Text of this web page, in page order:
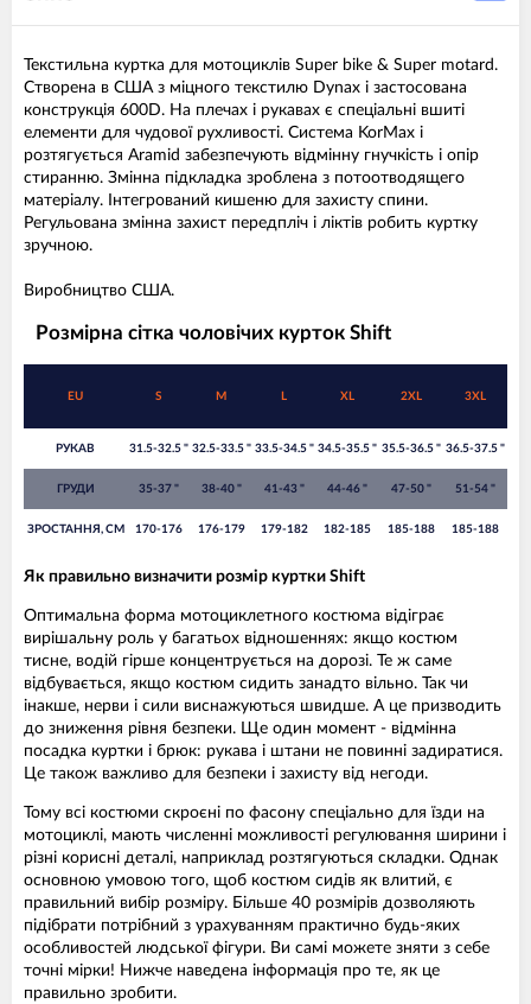
Текстильна куртка для мотоциклів Super bike & Super motard.
Створена в США з міцного текстилю Dynax і застосована
конструкція 600D. На плечах і рукавах є спеціальні вшиті
елементи для чудової рухливості. Система KorMax і
розтягується Aramid забезпечують відмінну гнучкість і опір
стиранню. Змінна підкладка зроблена з потоотводящего
матеріалу. Інтегрований кишеню для захисту спини.
Регульована змінна захист передпліч і ліктів робить куртку
зручною.
Виробництво США.
Розмірна сітка чоловічих курток Shift
EU S M L XL 2XL 3XL
РУКАВ 31.5-32.5 " 32.5-33.5 " 33.5-34.5 " 34.5-35.5 " 35.5-36.5 " 36.5-37.5 "
ГРУДИ 35-37 " 38-40 " 41-43 " 44-46 " 47-50 " 51-54 "
ЗРОСТАННЯ, СМ 170-176 176-179 179-182 182-185 185-188 185-188
Як правильно визначити розмір куртки Shift
Оптимальна форма мотоциклетного костюма відіграє
вирішальну роль у багатьох відношеннях: якщо костюм
тисне, водій гірше концентрується на дорозі. Те ж саме
відбувається, якщо костюм сидить занадто вільно. Так чи
інакше, нерви і сили виснажуються швидше. А це призводить
до зниження рівня безпеки. Ще один момент - відмінна
посадка куртки і брюк: рукава і штани не повинні задиратися.
Це також важливо для безпеки і захисту від негоди.
Тому всі костюми скроєні по фасону спеціально для їзди на
мотоциклі, мають численні можливості регулювання ширини і
різні корисні деталі, наприклад розтягуються складки. Однак
основною умовою того, щоб костюм сидів як влитий, є
правильний вибір розміру. Більше 40 розмірів дозволяють
підібрати потрібний з урахуванням практично будь-яких
особливостей людської фігури. Ви самі можете зняти з себе
точні мірки! Нижче наведена інформація про те, як це
правильно зробити.